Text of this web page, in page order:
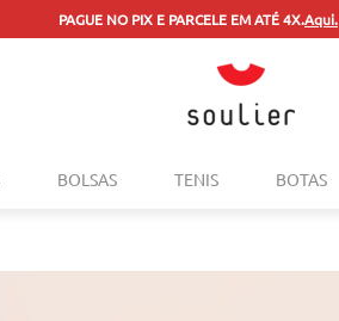
PAGUE NO PIX E PARCELE EM ATÉ 4X.Aqui.
BOLSAS TENIS BOTAS
1º
tenis
3º
sapatilha